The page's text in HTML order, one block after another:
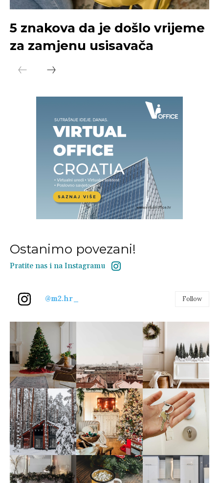
5 znakova da je došlo vrijeme
za zamjenu usisavača
Ostanimo povezani!
Pratite nas i na Instagramu
@m2.hr_ Follow